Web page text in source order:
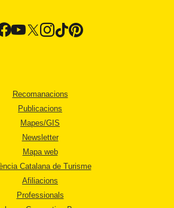
Recomanacions
Publicacions
Mapes/GIS
Newsletter
Mapa web
Catalana de Turisme
Afiliacions
Professionals